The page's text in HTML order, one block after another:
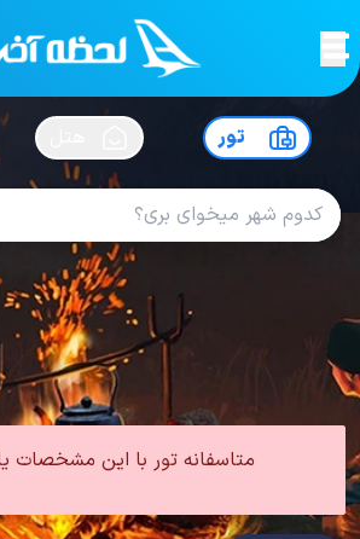
لحظه آخرسفرت
تور
تور توکیو
لحظه آخر تور ژاپن تور
متاسفانه تور با این مشخصات